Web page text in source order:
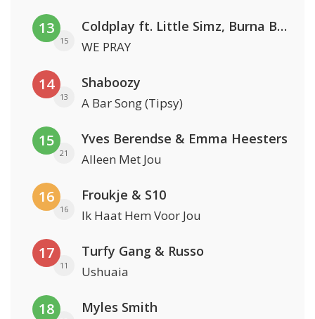
13
15
Coldplay ft. Little Simz, Burna Boy, Elyanna & Tini
WE PRAY
14
13
Shaboozy
A Bar Song (Tipsy)
15
21
Yves Berendse & Emma Heesters
Alleen Met Jou
16
16
Froukje & S10
Ik Haat Hem Voor Jou
17
11
Turfy Gang & Russo
Ushuaia
18 Myles Smith